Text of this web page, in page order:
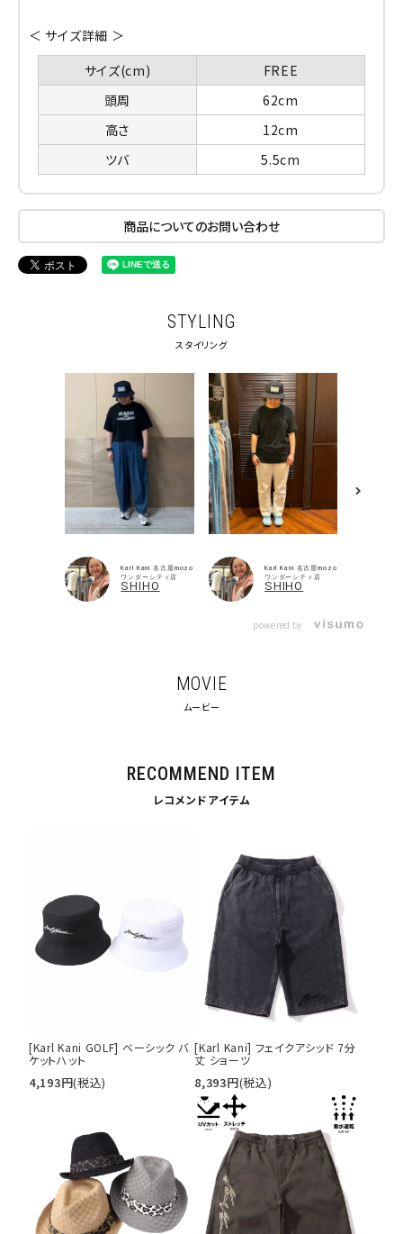
キーワードから探す
＜ サイズ詳細 ＞
サイズ(cm)
FREE
頭周
62cm
高さ
12cm
ツバ
5.5cm
商品についてのお問い合わせ
STYLING
スタイリング
Karl Kani 名古屋mozo
ワンダーシティ店
SHIHO
Karl Kani 名古屋mozo
ワンダーシティ店
SHIHO
powered by
MOVIE
ムービー
RECOMMEND ITEM
レコメンドアイテム
[Karl Kani GOLF] ベーシック バ
ケットハット
4,193円(税込)
[Karl Kani] フェイクアシッド 7分
丈 ショーツ
8,393円(税込)